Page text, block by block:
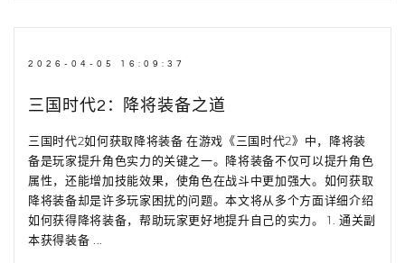
2026-04-05 16:09:37
三国时代2：降将装备之道
三国时代2如何获取降将装备 在游戏《三国时代2》中，降将装
备是玩家提升角色实力的关键之一。降将装备不仅可以提升角色
属性，还能增加技能效果，使角色在战斗中更加强大。如何获取
降将装备却是许多玩家困扰的问题。本文将从多个方面详细介绍
如何获得降将装备，帮助玩家更好地提升自己的实力。 1. 通关副
本获得装备 ...